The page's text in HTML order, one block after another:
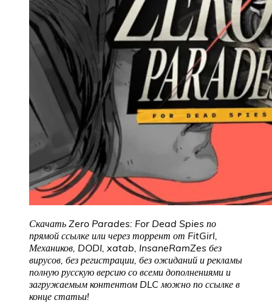
Скачать Zero Parades: For Dead Spies по
прямой ссылке или через торрент от FitGirl,
Механиков, DODI, xatab, InsaneRamZes без
вирусов, без регистрации, без ожиданий и рекламы
полную русскую версию со всеми дополнениями и
загружаемым контентом DLC можно по ссылке в
конце статьи!